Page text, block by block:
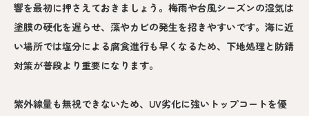
響を最初に押さえておきましょう。梅雨や台風シーズンの湿気は
塗膜の硬化を遅らせ、藻やカビの発生を招きやすいです。海に近
い場所では塩分による腐食進行も早くなるため、下地処理と防錆
対策が普段より重要になります。
紫外線量も無視できないため、UV劣化に強いトップコートを優